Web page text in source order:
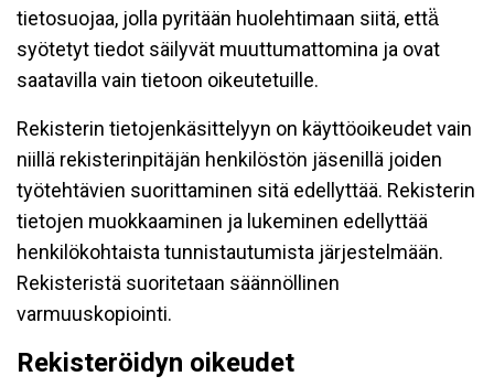
tietosuojaa, jolla pyritään huolehtimaan siitä, että̈
syötetyt tiedot säilyvät muuttumattomina ja ovat
saatavilla vain tietoon oikeutetuille.
Rekisterin tietojenkäsittelyyn on käyttöoikeudet vain
niillä rekisterinpitäjän henkilöstön jäsenillä joiden
työtehtävien suorittaminen sitä edellyttää. Rekisterin
tietojen muokkaaminen ja lukeminen edellyttää
henkilökohtaista tunnistautumista järjestelmään.
Rekisteristä suoritetaan säännöllinen
varmuuskopiointi.
Rekisteröidyn oikeudet